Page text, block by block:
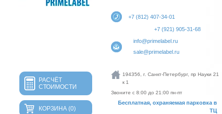
+7 (812) 407-34-01
+7 (921) 905-31-68
info@primelabel.ru
sale@primelabel.ru
РАСЧЁТ
СТОИМОСТИ
КОРЗИНА (0)
194356, г. Санкт-Петербург, пр Науки 21
к 1
Звоните с 8:00 до 21:00 пн-пт
Бесплатная, охраняемая парковка в
ТЦ